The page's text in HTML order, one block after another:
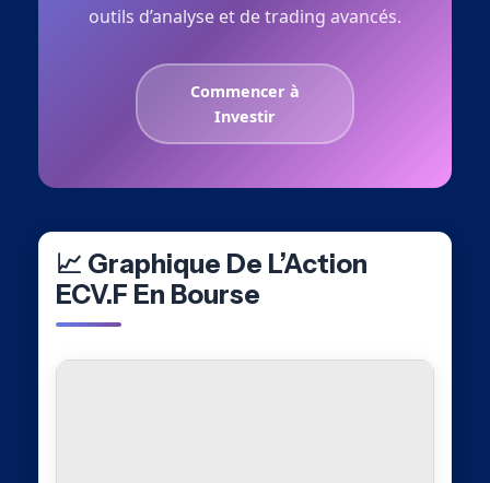
outils d’analyse et de trading avancés.
Commencer à
Investir
📈 Graphique De L’Action
ECV.F En Bourse